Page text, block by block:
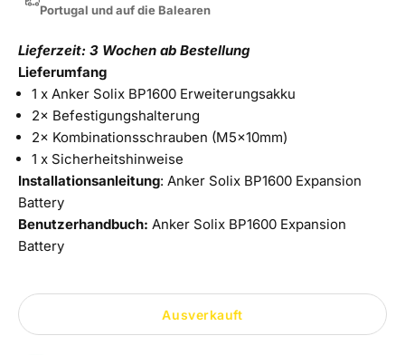
Portugal und auf die Balearen
Lieferzeit: 3 Wochen ab Bestellung
Lieferumfang
1 x Anker Solix BP1600 Erweiterungsakku
2× Befestigungshalterung
2× Kombinationsschrauben (M5×10mm)
1 x Sicherheitshinweise
Installationsanleitung: Anker Solix BP1600 Expansion
Battery
Benutzerhandbuch: Anker Solix BP1600 Expansion
Battery
Ausverkauft